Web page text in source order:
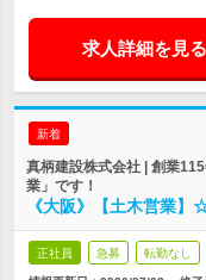
求人詳細を見る
新着
真柄建設株式会社 | 創業
業」です！
《大阪》【土木営業
正社員 急募 転勤なし